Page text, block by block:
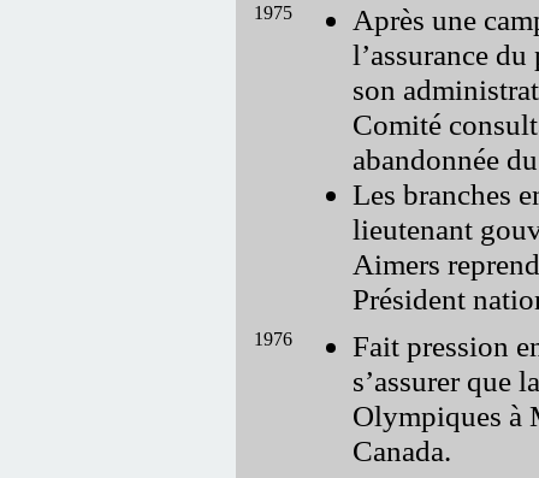
1975
Après une
l’assurance
son
Comité
abandonnée
Les branches
lieutenant
Aimers
Président
1976
Fait pression
s’assurer que
Olympiques à
Canada.